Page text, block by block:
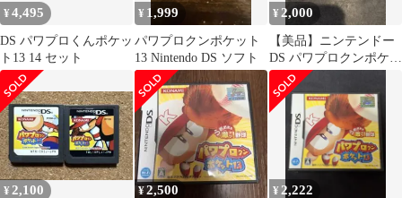
¥4,495
DS パワプロくんポケッ
ト13 14 セット
¥ 1,999
パワプロクンポケット
13 Nintendo DS ソフト
¥2,000
【美品】ニンテンドー
DS パワプロクンポケッ
ト13
¥ 2,100 ¥2,500 ¥ 2,222